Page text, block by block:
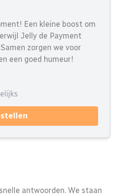
Een kleine boost om
Jelly de Payment
zorgen we voor
een goed humeur!
antwoorden. We staan